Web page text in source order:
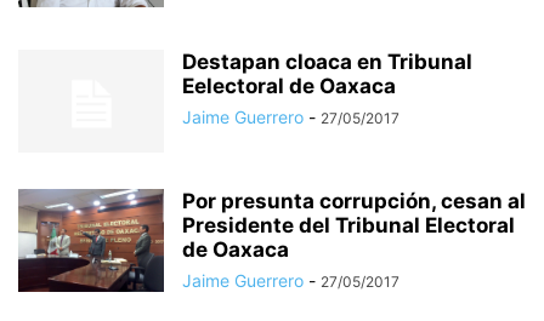
Destapan cloaca en Tribunal
Eelectoral de Oaxaca
Jaime Guerrero - 27/05/2017
Por presunta corrupción, cesan al
Presidente del Tribunal Electoral
de Oaxaca
Jaime Guerrero - 27/05/2017